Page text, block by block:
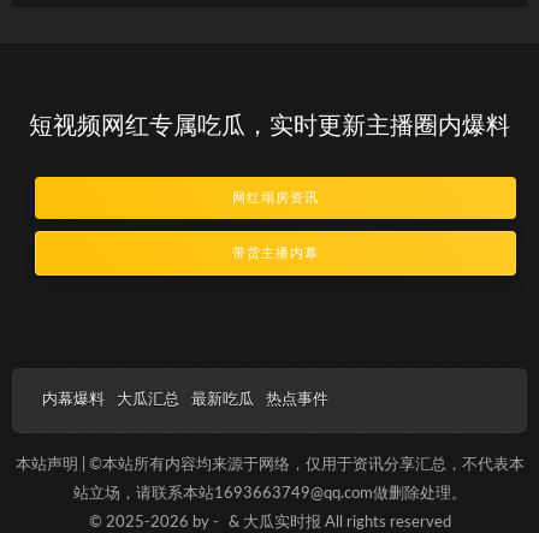
短视频网红专属吃瓜，实时更新主播圈内爆料
网红塌房资讯
带货主播内幕
内幕爆料 大瓜汇总 最新吃瓜 热点事件
本站声明 | ©本站所有内容均来源于网络，仅用于资讯分享汇总，不代表本
站立场，请联系本站1693663749@qq.com做删除处理。
© 2025-2026 by -
& 大瓜实时报 All rights reserved